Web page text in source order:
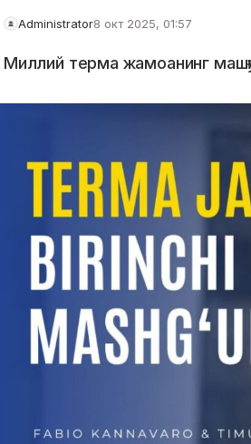
Administrator8 окт 2025, 01:57
Миллий терма жамоанинг